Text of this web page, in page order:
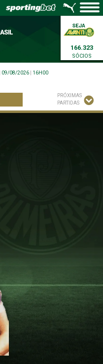
166.323
SÓCIOS
09/08/2026
16H00
PRÓXIMAS
PARTIDAS